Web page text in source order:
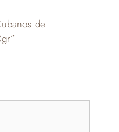
de